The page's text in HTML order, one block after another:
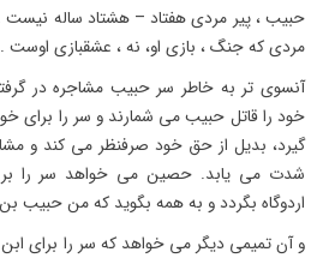
حبیب ، پیر مردى هفتاد – هشتاد ساله
مردى كه جنگ ، بازى او، نه ، عشقبازى اوست .
آنسوى تر به خاطر سر حبیب مشاجره در
خود را قاتل حبیب مى شمارند و سر را براى
گیرد، بدیل از حق خود صرفنظر مى كند و
شدت مى یابد. حصین مى خواهد سر را بر
اردوگاه بگردد و به همه بگوید كه من حبیب
و آن تمیمى دیگر مى خواهد كه سر را براى ابن